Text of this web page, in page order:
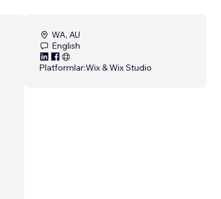
WA, AU
English
Platformlar:Wix & Wix Studio